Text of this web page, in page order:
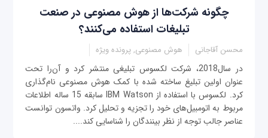
چگونه شرکت‌ها از هوش مصنوعی در صنعت
تبلیغات استفاده می‌کنند؟
محسن آقاجانی هوش مصنوعی, پرونده ویژه
در سال2018، شرکت لکسوس تبلیغی منتشر کرد و آن‌را تحت
عنوان اولین تبلیغ ساخته شده با کمک هوش مصنوعی نام‌گذاری
کرد. لکسوس با استفاده از IBM Watson سابقه 15 ساله اطلاعات
مربوط به اتومبیل‌های خود را تجزیه و تحلیل کرد. واتسون توانست
عناصر جالب توجه از نظر بینندگان را شناسایی کند....